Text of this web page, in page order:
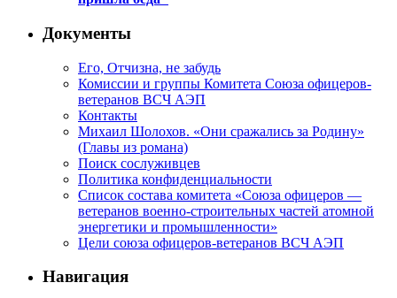
Документы
Его, Отчизна, не забудь
Комиссии и группы Комитета Союза офицеров-
ветеранов ВСЧ АЭП
Контакты
Михаил Шолохов. «Они сражались за Родину»
(Главы из романа)
Поиск сослуживцев
Политика конфиденциальности
Список состава комитета «Союза офицеров —
ветеранов военно-строительных частей атомной
энергетики и промышленности»
Цели союза офицеров-ветеранов ВСЧ АЭП
Навигация